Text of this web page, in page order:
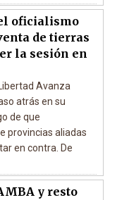
oficialismo
de tierras
la sesión en
Libertad Avanza
atrás en su
de que
provincias aliadas
en contra. De
y resto